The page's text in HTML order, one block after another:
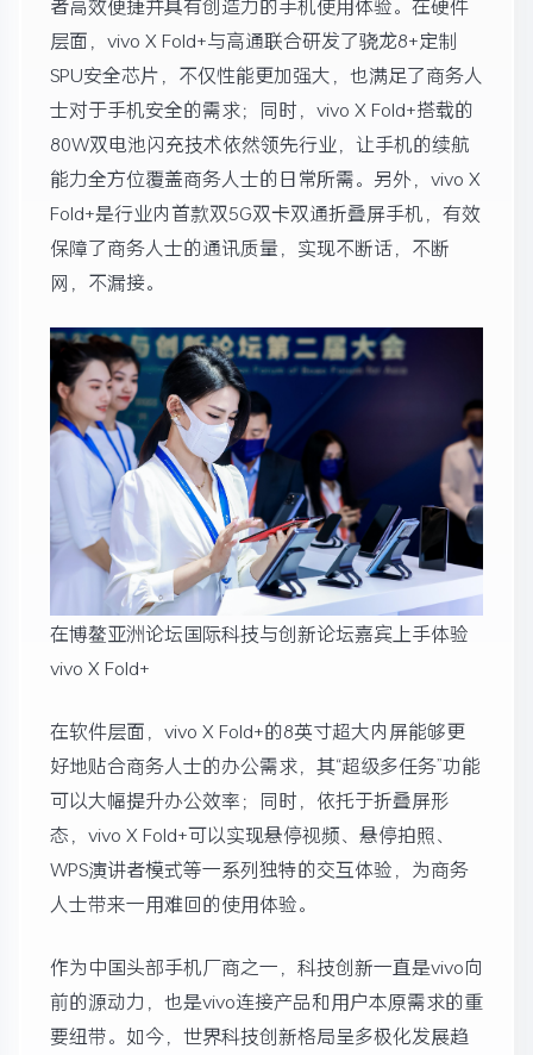
者高效便捷并具有创造力的手机使用体验。在硬件
层面，vivo X Fold+与高通联合研发了骁龙8+定制
SPU安全芯片，不仅性能更加强大，也满足了商务人
士对于手机安全的需求；同时，vivo X Fold+搭载的
80W双电池闪充技术依然领先行业，让手机的续航
能力全方位覆盖商务人士的日常所需。另外，vivo X
Fold+是行业内首款双5G双卡双通折叠屏手机，有效
保障了商务人士的通讯质量，实现不断话，不断
网，不漏接。
在博鳌亚洲论坛国际科技与创新论坛嘉宾上手体验
vivo X Fold+
在软件层面，vivo X Fold+的8英寸超大内屏能够更
好地贴合商务人士的办公需求，其“超级多任务”功能
可以大幅提升办公效率；同时，依托于折叠屏形
态，vivo X Fold+可以实现悬停视频、悬停拍照、
WPS演讲者模式等一系列独特的交互体验，为商务
人士带来一用难回的使用体验。
作为中国头部手机厂商之一，科技创新一直是vivo向
前的源动力，也是vivo连接产品和用户本原需求的重
要纽带。如今，世界科技创新格局呈多极化发展趋